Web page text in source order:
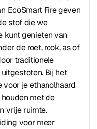
EcoSmart Fire geven
stof die we
kunt genieten van
de roet, rook, as of
traditionele
Bij het
voor je ethanolhaard
met de
vrije ruimte.
voor meer